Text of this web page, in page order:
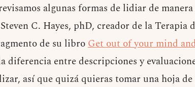
algunas formas de lidiar de
C. Hayes, phD, creador de la
de su libroGet out of your mind
diferencia entre descripciones y
así que quizá quieras tomar una hoja